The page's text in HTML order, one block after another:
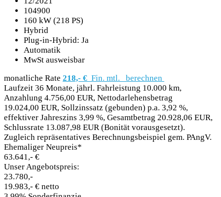
104900
160 kW (218 PS)
Hybrid
Plug-in-Hybrid: Ja
Automatik
MwSt ausweisbar
monatliche Rate 218,- € Fin. mtl.
berechnen
Laufzeit 36 Monate, jährl. Fahrleistung 10.000 km,
Anzahlung 4.756,00 EUR, Nettodarlehensbetrag
19.024,00 EUR, Sollzinssatz (gebunden) p.a. 3,92 %,
effektiver Jahreszins 3,99 %, Gesamtbetrag 20.928,06 EUR,
Schlussrate 13.087,98 EUR (Bonität vorausgesetzt).
Zugleich repräsentatives Berechnungsbeispiel gem. PAngV.
Ehemaliger Neupreis*
63.641,- €
Unser Angebotspreis:
23.780,-
19.983,- € netto